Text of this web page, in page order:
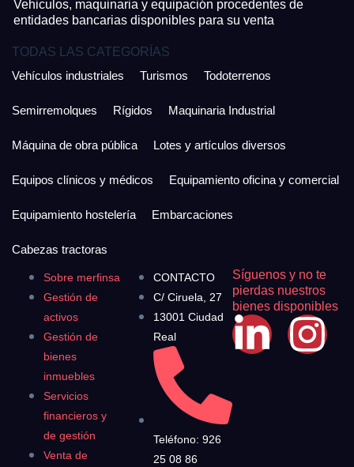
Vehiculos, maquinaria y equipación procedentes de
entidades bancarias disponibles para su venta
Sobre merfinsa
Gestión de
activos
Gestión de
bienes
inmuebles
Servicios
financieros y
de gestión
Venta de
CONTACTO
C/ Ciruela, 27
13001 Ciudad
Real
Teléfono: 926
25 08 86
Síguenos y no te
pierdas nuestros
bienes disponibles
TODAS LAS CATEGORÍAS
Vehículos industriales
Turismos Todoterrenos
Semirremolques Rígidos Maquinaria Industrial
Máquina de obra pública Lotes y artículos diversos
Equipos clínicos y médicos Equipamiento oficina y comercial
Equipamiento hostelería Embarcaciones
Cabezas tractoras